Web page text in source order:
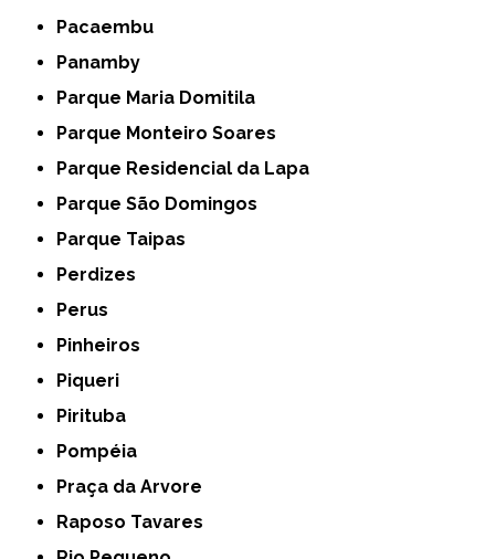
Pacaembu
Panamby
Parque Maria Domitila
Parque Monteiro Soares
Parque Residencial da Lapa
Parque São Domingos
Parque Taipas
Perdizes
Perus
Pinheiros
Piqueri
Pirituba
Pompéia
Praça da Arvore
Raposo Tavares